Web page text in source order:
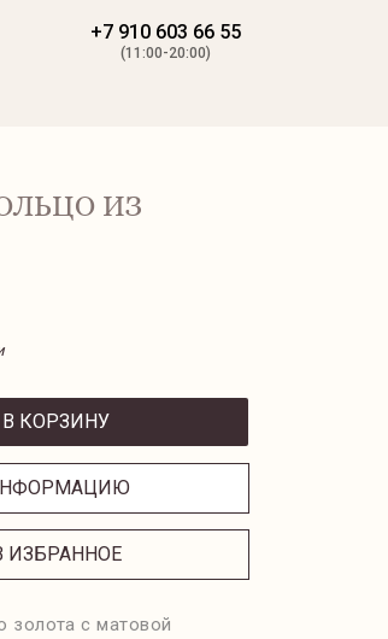
+7 910 603 66 55
(11:00-20:00)
ИЗ
КОРЗИНУ
ИЗБРАННОЕ
золота с матовой